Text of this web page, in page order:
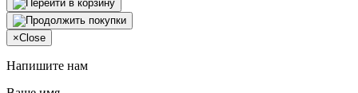
×Close
Напишите нам